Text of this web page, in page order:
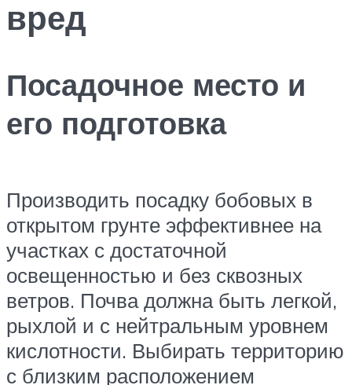
вред
Посадочное место и
его подготовка
Производить посадку бобовых в
открытом грунте эффективнее на
участках с достаточной
освещенностью и без сквозных
ветров. Почва должна быть легкой,
рыхлой и с нейтральным уровнем
кислотности. Выбирать территорию
с близким расположением